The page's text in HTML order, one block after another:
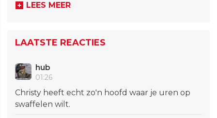
LEES MEER
LAATSTE REACTIES
hub
01:26
Christy heeft echt zo'n hoofd waar je uren op
swaffelen wilt.